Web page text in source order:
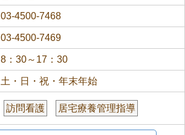
03-4500-7468
03-4500-7469
8：30～17：30
土・日・祝・年末年始
訪問看護 居宅療養管理指導